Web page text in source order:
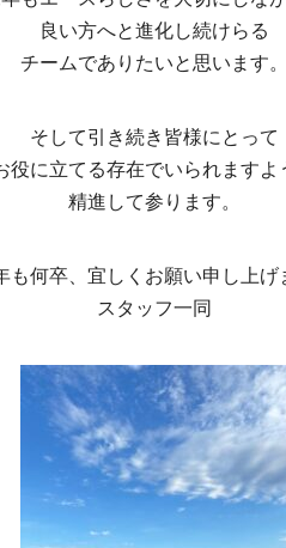
良い方へと進化し続けらる
チームでありたいと思います。
そして引き続き皆様にとって
役に立てる存在でいられますよ
精進して参ります。
も何卒、宜しくお願い申し上げ
スタッフ一同